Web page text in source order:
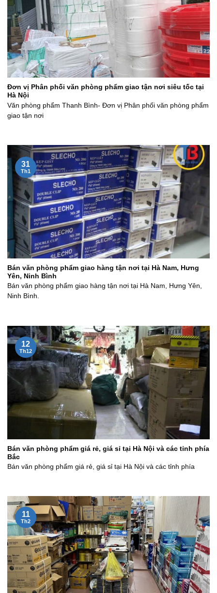
Đơn vị Phân phối văn phòng phẩm giao tận nơi siêu tốc tại
Hà Nội
Văn phòng phẩm Thanh Bình- Đơn vị Phân phối văn phòng phẩm
giao tận nơi
Bán văn phòng phẩm giao hàng tận nơi tại Hà Nam, Hưng
Yên, Ninh Bình
Bán văn phòng phẩm giao hàng tận nơi tại Hà Nam, Hưng Yên,
Ninh Bình.
31
Th1
Bán văn phòng phẩm giá rẻ, giá sỉ tại Hà Nội và các tỉnh phía
Bắc
Bán văn phòng phẩm giá rẻ, giá sỉ tại Hà Nội và các tỉnh phía
12
Th12
11
Th2